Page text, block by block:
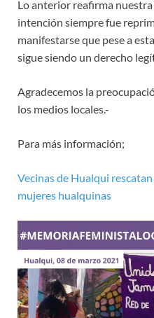
Lo anterior reafirma
intención siempre fue
manifestarse que pese a
sigue siendo un derecho
Agradecemos la
los medios locales.-
Para más información;
Vecinas de Hualqui
mujeres hualquinas